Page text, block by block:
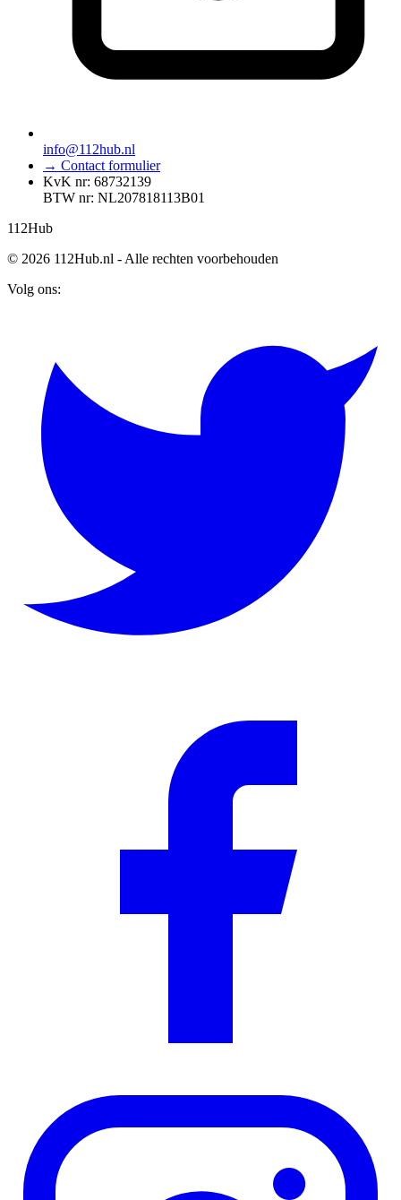
info@112hub.nl
→ Contact formulier
KvK nr: 68732139
BTW nr: NL207818113B01
112Hub
© 2026 112Hub.nl - Alle rechten voorbehouden
Volg ons: